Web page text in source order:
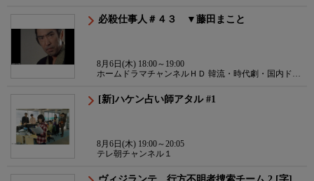
必殺仕事人＃４３ ▼藤田まこと
8月6日(木) 18:00～19:00
ホームドラマチャンネルＨＤ 韓流・時代劇・国内ドラ
[新]ハケン占い師アタル #1
8月6日(木) 19:00～20:05
テレ朝チャンネル１